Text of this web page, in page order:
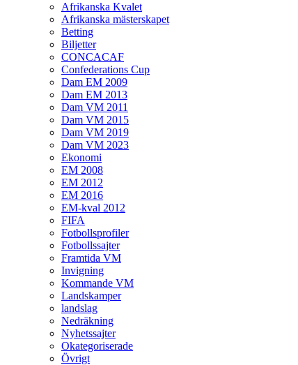
Afrikanska Kvalet
Afrikanska mästerskapet
Betting
Biljetter
CONCACAF
Confederations Cup
Dam EM 2009
Dam EM 2013
Dam VM 2011
Dam VM 2015
Dam VM 2019
Dam VM 2023
Ekonomi
EM 2008
EM 2012
EM 2016
EM-kval 2012
FIFA
Fotbollsprofiler
Fotbollssajter
Framtida VM
Invigning
Kommande VM
Landskamper
landslag
Nedräkning
Nyhetssajter
Okategoriserade
Övrigt